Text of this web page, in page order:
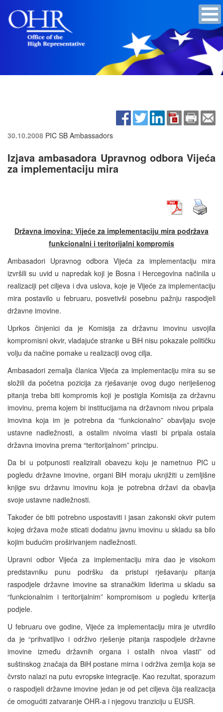
30.10.2008 PIC SB Ambassadors
Izjava ambasadora Upravnog odbora Vijeća
za implementaciju mira
Državna imovina: Vijeće za implementaciju mira podržava
funkcionalni i teritorijalni kompromis
Ambasadori Upravnog odbora Vijeća za implementaciju mira
izvršili su uvid u napredak koji je Bosna i Hercegovina načinila u
realizaciji pet ciljeva i dva uslova, koje je Vijeće za implementaciju
mira postavilo u februaru, posvetivši posebnu pažnju raspodjeli
državne imovine.
Uprkos činjenici da je Komisija za državnu imovinu usvojila
kompromisni okvir, vladajuće stranke u BiH nisu pokazale političku
volju da načine pomake u realizaciji ovog cilja.
Ambasadori zemalja članica Vijeća za implementaciju mira su se
složili da početna pozicija za rješavanje ovog dugo neriješenog
pitanja treba biti kompromis koji je postigla Komisija za državnu
imovinu, prema kojem bi institucijama na državnom nivou pripala
imovina koja im je potrebna da “funkcionalno” obavljaju svoje
ustavne nadležnosti, a ostalim nivoima vlasti bi pripala ostala
državna imovina prema “teritorijalnom” principu.
Da bi u potpunosti realizirali obavezu koju je nametnuo PIC u
pogledu državne imovine, organi BiH moraju uknjižiti u zemljišne
knjige svu državnu imovinu koja je potrebna državi da obavlja
svoje ustavne nadležnosti.
Također će biti potrebno uspostaviti i jasan zakonski okvir putem
kojeg država može sticati dodatnu javnu imovinu u skladu sa bilo
kojim budućim proširivanjem nadležnosti.
Upravni odbor Vijeća za implementaciju mira dao je visokom
predstavniku punu podršku da pristupi rješavanju pitanja
raspodjele državne imovine sa stranačkim liderima u skladu sa
“funkcionalnim i teritorijalnim” kompromisom u pogledu kriterija
podjele.
U februaru ove godine, Vijeće za implementaciju mira je utvrdilo
da je “prihvatljivo i održivo rješenje pitanja raspodjele državne
imovine između državnih organa i ostalih nivoa vlasti” od
suštinskog značaja da BiH postane mirna i održiva zemlja koja se
čvrsto nalazi na putu evropske integracije. Kao rezultat, sporazum
o raspodjeli državne imovine jedan je od pet ciljeva čija realizacija
će omogućiti zatvaranje OHR-a i njegovu tranziciju u EUSR.